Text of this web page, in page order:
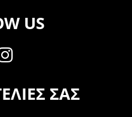
US
ΣΑΣ